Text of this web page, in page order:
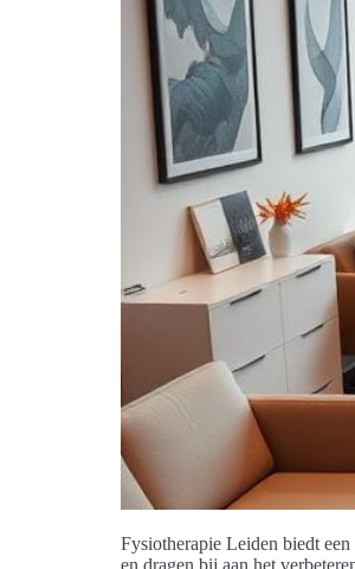
Fysiotherapie Leiden biedt